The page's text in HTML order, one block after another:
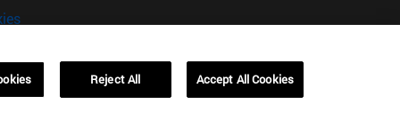
Reject All Accept All Cookies